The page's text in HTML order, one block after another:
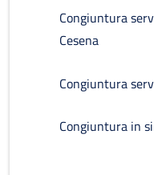
Congiuntura
Cesena
Congiuntura
Congiuntura in